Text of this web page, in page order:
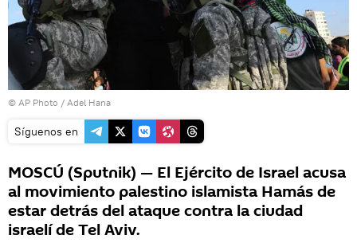
© AP Photo / Adel Hana
Síguenos en
MOSCÚ (Sputnik) — El Ejército de Israel acusa
al movimiento palestino islamista Hamás de
estar detrás del ataque contra la ciudad
israelí de Tel Aviv.